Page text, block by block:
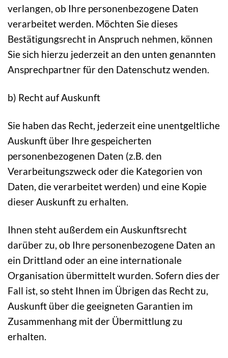
verlangen, ob Ihre personenbezogene Daten
verarbeitet werden. Möchten Sie dieses
Bestätigungsrecht in Anspruch nehmen, können
Sie sich hierzu jederzeit an den unten genannten
Ansprechpartner für den Datenschutz wenden.
b) Recht auf Auskunft
Sie haben das Recht, jederzeit eine unentgeltliche
Auskunft über Ihre gespeicherten
personenbezogenen Daten (z.B. den
Verarbeitungszweck oder die Kategorien von
Daten, die verarbeitet werden) und eine Kopie
dieser Auskunft zu erhalten.
Ihnen steht außerdem ein Auskunftsrecht
darüber zu, ob Ihre personenbezogene Daten an
ein Drittland oder an eine internationale
Organisation übermittelt wurden. Sofern dies der
Fall ist, so steht Ihnen im Übrigen das Recht zu,
Auskunft über die geeigneten Garantien im
Zusammenhang mit der Übermittlung zu
erhalten.